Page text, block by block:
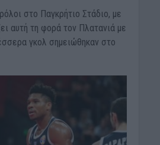
στο Παγκρήτιο Στάδιο, με
αυτή τη φορά τον Πλατανιά με
γκολ σημειώθηκαν στο